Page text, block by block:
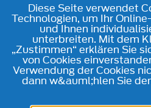
Diese Seite verwendet
Technologien, um Ihr
und Ihnen
unterbreiten. Mit dem
„Zustimmen“ erklären Sie
von Cookies
Verwendung der Cookies
dann w&auml;hlen Sie